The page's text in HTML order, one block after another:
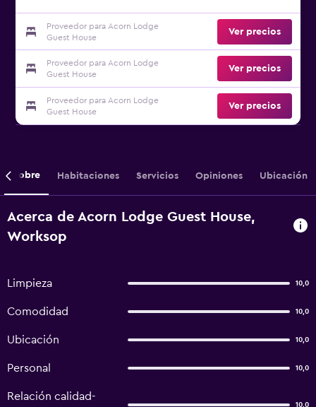
Proveedor para Acorn Lodge
Guest House
Ver precios
Proveedor para Acorn Lodge
Guest House
Ver precios
Proveedor para Acorn Lodge
Guest House
Ver precios
Sobre Habitaciones Servicios Opiniones Ubicación
Acerca de Acorn Lodge Guest House,
Worksop
Limpieza 10,0
Comodidad 10,0
Ubicación 10,0
Personal 10,0
Relación calidad-
10,0